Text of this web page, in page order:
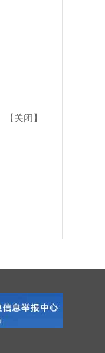
【 关闭 】